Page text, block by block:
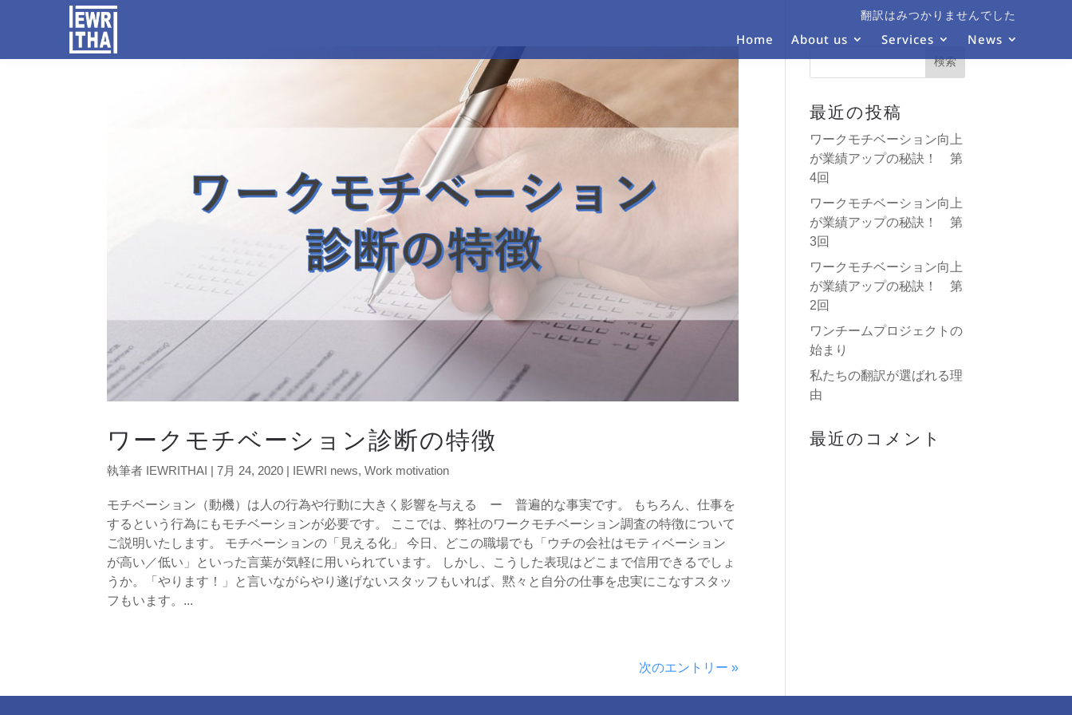
翻訳はみつかりませんでした
Home
About us Services News
ワークモチベーション診断の特徴
執筆者 IEWRITHAI |7月 24, 2020 | IEWRI news,Work motivation
モチベーション（動機）は人の行為や行動に大きく影響を与える ー 普遍的な事実です。 もちろん、仕事を
するという行為にもモチベーションが必要です。 ここでは、弊社のワークモチベーション調査の特徴について
ご説明いたします。 モチベーションの「見える化」 今日、どこの職場でも「ウチの会社はモティベーション
が高い／低い」といった言葉が気軽に用いられています。 しかし、こうした表現はどこまで信用できるでしょ
うか。「やります！」と言いながらやり遂げないスタッフもいれば、黙々と自分の仕事を忠実にこなすスタッ
フもいます。...
次のエントリー »
最近の投稿
ワークモチベーション向上
が業績アップの秘訣！ 第
4回
ワークモチベーション向上
が業績アップの秘訣！ 第
3回
ワークモチベーション向上
が業績アップの秘訣！ 第
2回
ワンチームプロジェクトの
始まり
私たちの翻訳が選ばれる理
由
最近のコメント